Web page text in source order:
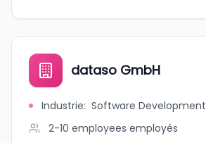
dataso GmbH
Industrie: Software Development
2-10 employees employés